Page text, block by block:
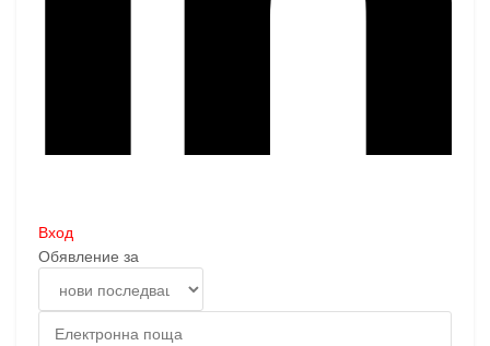
Вход
Обявление за